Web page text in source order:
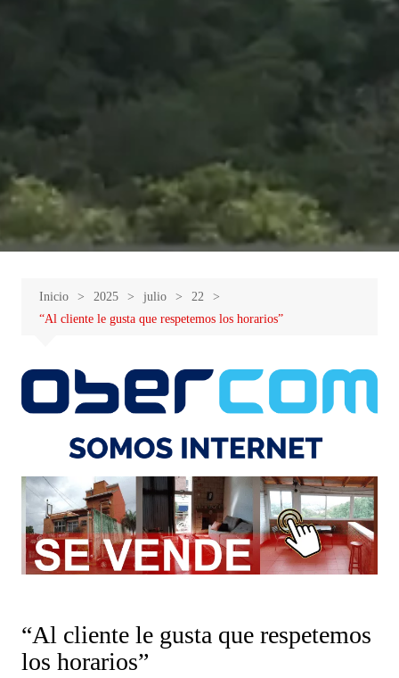
Inicio 2025 julio
22
“Al cliente le gusta que respetemos los horarios”
“Al cliente le gusta que respetemos
los horarios”